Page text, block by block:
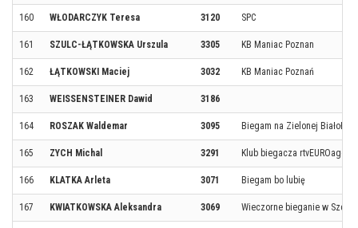
160 WŁODARCZYK Teresa 3120 SPC
161 SZULC-ŁĄTKOWSKA Urszula 3305 KB Maniac Poznan
162 ŁĄTKOWSKI Maciej 3032 KB Maniac Poznań
163 WEISSENSTEINER Dawid 3186
164 ROSZAK Waldemar 3095 Biegam na Zielonej Białołęce
165 ZYCH Michal 3291 Klub biegacza rtvEUROagd
166 KLATKA Arleta 3071 Biegam bo lubię
167 KWIATKOWSKA Aleksandra 3069 Wieczorne bieganie w